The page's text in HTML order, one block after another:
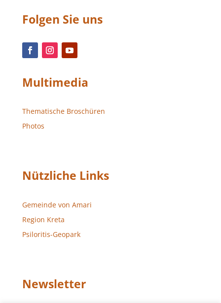
Folgen Sie uns
Multimedia
Thematische Broschüren
Photos
Nützliche Links
Gemeinde von Amari
Region Kreta
Psiloritis-Geopark
Newsletter